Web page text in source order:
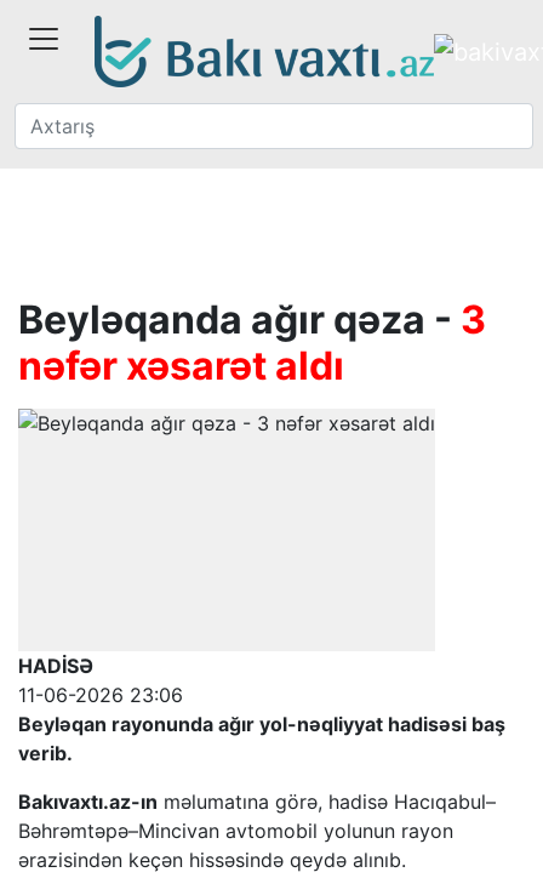
Beyləqanda ağır qəza - 3
nəfər xəsarət aldı
HADİSƏ
11-06-2026 23:06
Beyləqan rayonunda ağır yol-nəqliyyat hadisəsi baş
verib.
Bakıvaxtı.az-ın məlumatına görə, hadisə Hacıqabul–
Bəhrəmtəpə–Mincivan avtomobil yolunun rayon
ərazisindən keçən hissəsində qeydə alınıb.